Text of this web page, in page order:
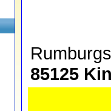
85125